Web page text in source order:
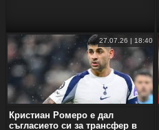
27.07.26 | 18:40
Кристиан Ромеро е дал
съгласието си за трансфер в